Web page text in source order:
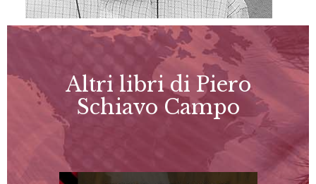
Altri libri di Piero
Schiavo Campo